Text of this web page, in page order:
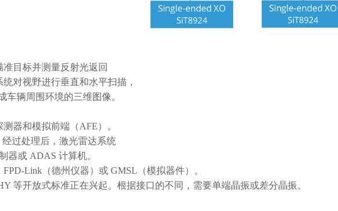
目标并测量反射光返回
对视野进行垂直和水平扫描，
车辆周围环境的三维图像。
器和模拟前端（AFE）。
过处理后，激光雷达系统
器或 ADAS 计算机。
Link（德州仪器）或 GMSL（模拟器件）。
等开放式标准正在兴起。根据接口的不同，需要单端晶振或差分晶振。